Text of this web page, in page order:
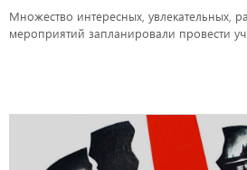
Множество интересных, увлекательных,
мероприятий запланировали провести